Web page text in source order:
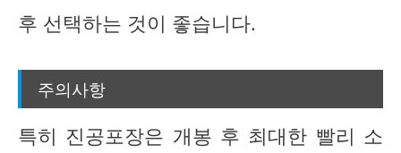
후 선택하는 것이 좋습니다.
주의사항
특히 진공포장은 개봉 후 최대한 빨리 소